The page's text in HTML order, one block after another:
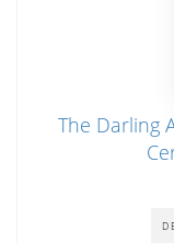
The Darling